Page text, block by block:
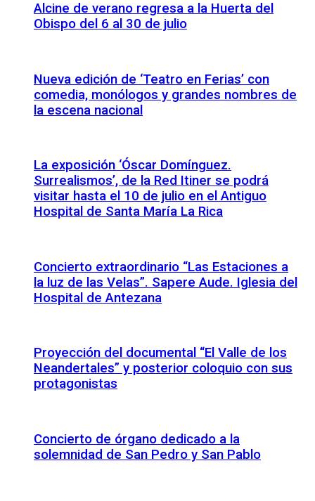
Alcine de verano regresa a la Huerta del
Obispo del 6 al 30 de julio
Nueva edición de ‘Teatro en Ferias’ con
comedia, monólogos y grandes nombres de
la escena nacional
La exposición ‘Óscar Domínguez.
Surrealismos’, de la Red Itiner se podrá
visitar hasta el 10 de julio en el Antiguo
Hospital de Santa María La Rica
Concierto extraordinario “Las Estaciones a
la luz de las Velas”. Sapere Aude. Iglesia del
Hospital de Antezana
Proyección del documental “El Valle de los
Neandertales” y posterior coloquio con sus
protagonistas
Concierto de órgano dedicado a la
solemnidad de San Pedro y San Pablo